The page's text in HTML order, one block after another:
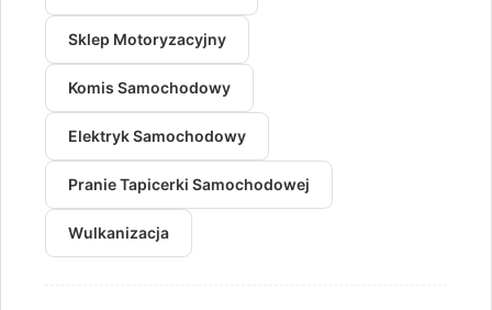
Sklep Motoryzacyjny
Komis Samochodowy
Elektryk Samochodowy
Pranie Tapicerki Samochodowej
Wulkanizacja